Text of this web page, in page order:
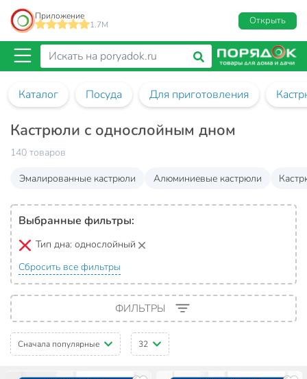
Приложение
1.7M
Открыть
Каталог Посуда Для приготовления
Кастрюли с однослойным дном
140 товаров
Эмалированные кастрюли
Алюминиевые кастрюли
Выбранные фильтры:
Тип дна: однослойный
Сбросить все фильтры
ФИЛЬТРЫ
Сначала популярные 32